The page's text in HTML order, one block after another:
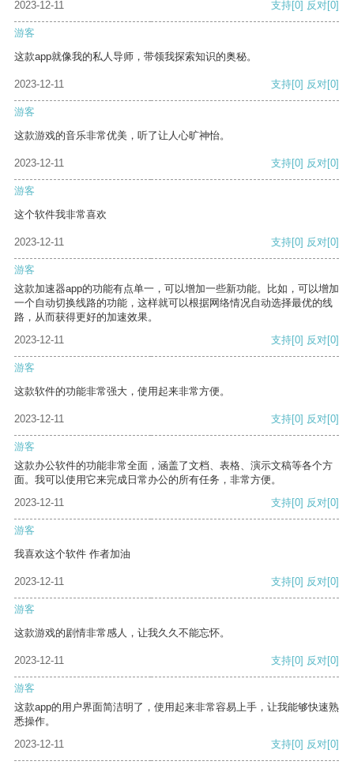
2023-12-11 支持[0] 反对[0]
游客
这款app就像我的私人导师，带领我探索知识的奥秘。
2023-12-11 支持[0] 反对[0]
游客
这款游戏的音乐非常优美，听了让人心旷神怡。
2023-12-11 支持[0] 反对[0]
游客
这个软件我非常喜欢
2023-12-11 支持[0] 反对[0]
游客
这款加速器app的功能有点单一，可以增加一些新功能。比如，可以增加
一个自动切换线路的功能，这样就可以根据网络情况自动选择最优的线
路，从而获得更好的加速效果。
2023-12-11
支持[0] 反对[0]
游客
这款软件的功能非常强大，使用起来非常方便。
2023-12-11 支持[0] 反对[0]
游客
这款办公软件的功能非常全面，涵盖了文档、表格、演示文稿等各个方
面。我可以使用它来完成日常办公的所有任务，非常方便。
2023-12-11
支持[0] 反对[0]
游客
我喜欢这个软件 作者加油
2023-12-11 支持[0] 反对[0]
游客
这款游戏的剧情非常感人，让我久久不能忘怀。
2023-12-11 支持[0] 反对[0]
游客
这款app的用户界面简洁明了，使用起来非常容易上手，让我能够快速熟
悉操作。
2023-12-11
支持[0] 反对[0]